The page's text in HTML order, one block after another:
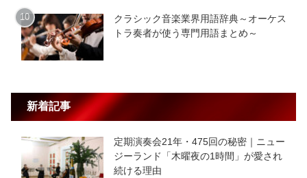
クラシック音楽業界用語辞典～オーケス
トラ奏者が使う専門用語まとめ～
新着記事
定期演奏会21年・475回の秘密｜ニュー
ジーランド「木曜夜の1時間」が愛され
続ける理由